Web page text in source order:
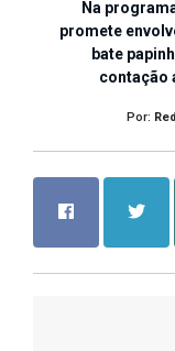
Na
promete
bate
contação
Por: